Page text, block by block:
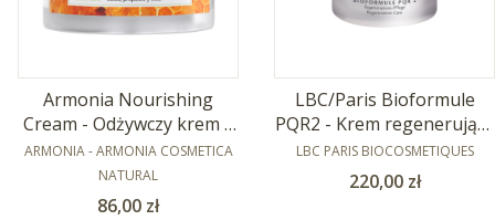
Armonia Nourishing
Cream - Odżywczy krem z
propolisem 50ml
PRODUCENT
ARMONIA - ARMONIA COSMETICA
NATURAL
Cena
86,00 zł
LBC/Paris Bioformule
PQR2 - Krem regenerujący
50ml
PRODUCENT
LBC PARIS BIOCOSMETIQUES
Cena
220,00 zł